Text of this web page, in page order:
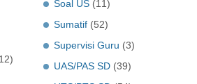
Soal US (11)
Sumatif (52)
Supervisi Guru (3)
UAS/PAS SD (39)